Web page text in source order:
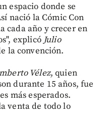
espacio donde se
nació la Cómic Con
cada año y crecer en
explicó Julio
la convención.
Vélez, quien
durante 15 años, fue
más esperados.
venta de todo lo